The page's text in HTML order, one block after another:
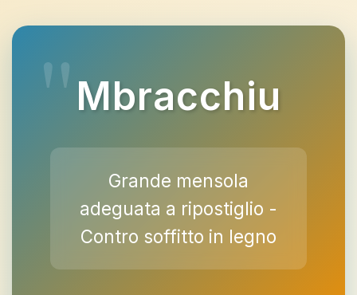
Mbracchiu
Grande mensola
adeguata a ripostiglio -
Contro soffitto in legno